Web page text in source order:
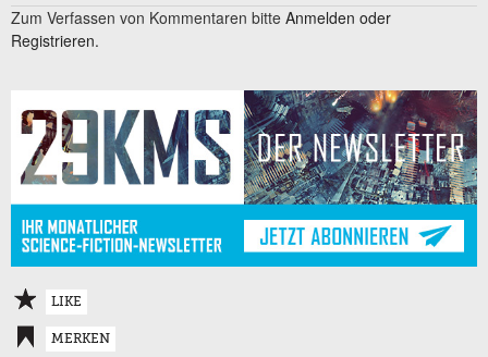
Zum Verfassen von Kommentaren bitte Anmelden oder
Registrieren.
LIKE
MERKEN